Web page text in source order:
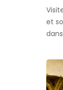
et